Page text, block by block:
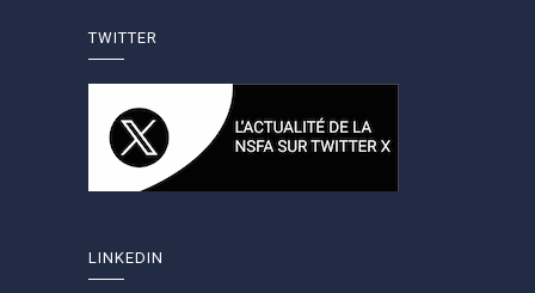
TWITTER
LINKEDIN